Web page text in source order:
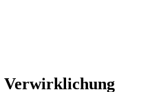
Verwirklichung